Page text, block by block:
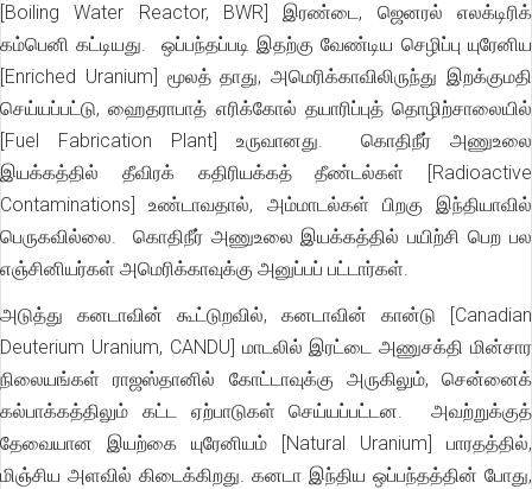
[Boiling Water Reactor, BWR] இரண்டை, ஜெனரல் எலக்டிரிக்
கம்பெனி கட்டியது. ஒப்பந்தப்படி இதற்கு வேண்டிய செழிப்பு யுரேனிய
[Enriched Uranium] மூலத் தாது, அமெரிக்காவிலிருந்து இறக்குமதி
செய்யப்பட்டு, ஹைதராபாத் எரிக்கோல் தயாரிப்புத் தொழிற்சாலையில்
[Fuel Fabrication Plant] உருவானது. கொதிநீர் அணுஉலை
இயக்கத்தில் தீவிரக் கதிரியக்கத் தீண்டல்கள் [Radioactive
Contaminations] உண்டாவதால், அம்மாடல்கள் பிறகு இந்தியாவில்
பெருகவில்லை. கொதிநீர் அணுஉலை இயக்கத்தில் பயிற்சி பெற பல
எஞ்சினியர்கள் அமெரிக்காவுக்கு அனுப்பப் பட்டார்கள்.
அடுத்து கனடாவின் கூட்டுறவில், கனடாவின் கான்டு [Canadian
Deuterium Uranium, CANDU] மாடலில் இரட்டை அணுசக்தி மின்சார
நிலையங்கள் ராஜஸ்தானில் கோட்டாவுக்கு அருகிலும், சென்னைக்
கல்பாக்கத்திலும் கட்ட ஏற்பாடுகள் செய்யப்பட்டன. அவற்றுக்குத்
தேவையான இயற்கை யுரேனியம் [Natural Uranium] பாரதத்தில்,
மிஞ்சிய அளவில் கிடைக்கிறது. கனடா இந்திய ஒப்பந்தத்தின் போது,